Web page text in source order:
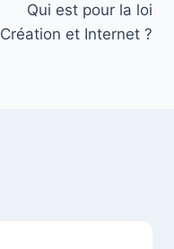
Qui est pour la loi
Création et Internet ?